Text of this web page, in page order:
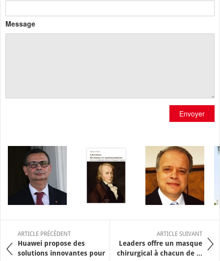
Message
Envoyer
ARTICLE PRÉCÉDENT
Huawei propose des
solutions innovantes pour
ARTICLE SUIVANT
Leaders offre un masque
chirurgical à chacun de ...